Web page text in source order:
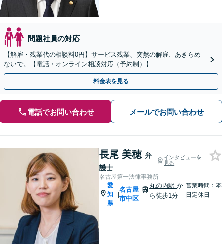
問題社員の対応
【解雇・残業代の相談料0円】サービス残業、突然の解雇、あきらめ
ないで。【電話・オンライン相談対応（予約制）】
料金表を見る
電話でお問い合わせ メールでお問い合わせ
長尾 美穂 弁
護士
インタビューを
見る
名古屋第一法律事務所
愛
知
県
|
名古屋
市中区
丸の内駅か
ら徒歩1分
営業時間：本
日定休日